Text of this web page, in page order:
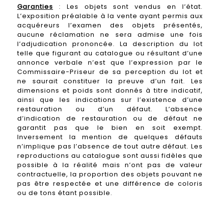
Garanties : Les objets sont vendus en l’état.
L’exposition préalable à la vente ayant permis aux
acquéreurs l’examen des objets présentés,
aucune réclamation ne sera admise une fois
l’adjudication prononcée. La description du lot
telle que figurant au catalogue ou résultant d’une
annonce verbale n’est que l’expression par le
Commissaire-Priseur de sa perception du lot et
ne saurait constituer la preuve d’un fait. Les
dimensions et poids sont donnés à titre indicatif,
ainsi que les indications sur l’existence d’une
restauration ou d’un défaut. L’absence
d’indication de restauration ou de défaut ne
garantit pas que le bien en soit exempt.
Inversement la mention de quelques défauts
n’implique pas l’absence de tout autre défaut. Les
reproductions au catalogue sont aussi fidèles que
possible à la réalité mais n’ont pas de valeur
contractuelle, la proportion des objets pouvant ne
pas être respectée et une différence de coloris
ou de tons étant possible.